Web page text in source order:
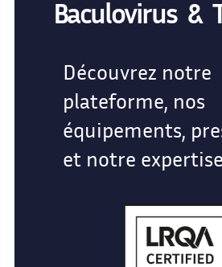
Baculovirus &
Découvrez notre
plateforme, nos
équipements,
et notre expertise